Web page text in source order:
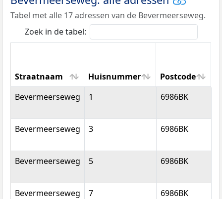
Tabel met alle 17 adressen van de Bevermeerseweg.
Zoek in de tabel:
Straatnaam Huisnummer Postcode
Straatnaam
Huisnummer Postcode
Bevermeerseweg 1 6986BK
Bevermeerseweg 3 6986BK
Bevermeerseweg 5 6986BK
Bevermeerseweg 7 6986BK